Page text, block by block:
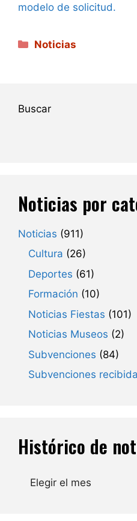
modelo de solicitud.
Categorías
Noticias
Buscar
Noticias por
Noticias (911)
Cultura (26)
Deportes (61)
Formación (10)
Noticias Fiestas (101)
Noticias Museos (2)
Subvenciones (84)
Subvenciones
Histórico de
Archivos